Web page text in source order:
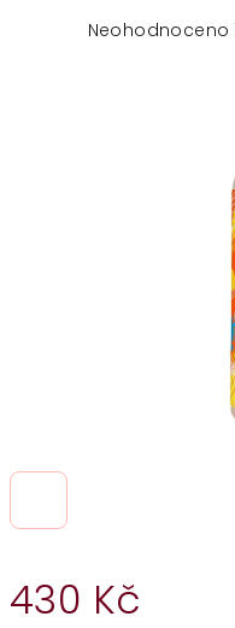
430 Kč
Průměrné
Neohodnoceno